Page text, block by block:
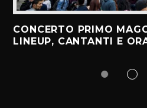
CONCERTO PRIMO
LINEUP, CANTANTI E